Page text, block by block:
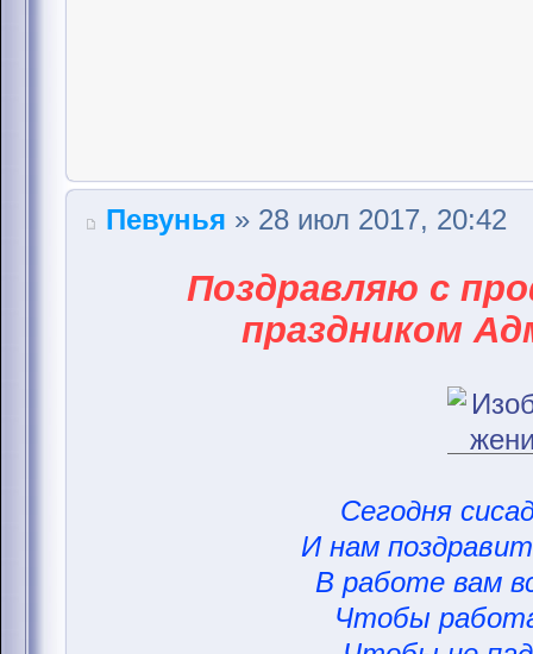
Певунья » 28 июл 2017, 20:42
Поздравляю с
праздником
Сегодня
И нам
В работе вам
Чтобы